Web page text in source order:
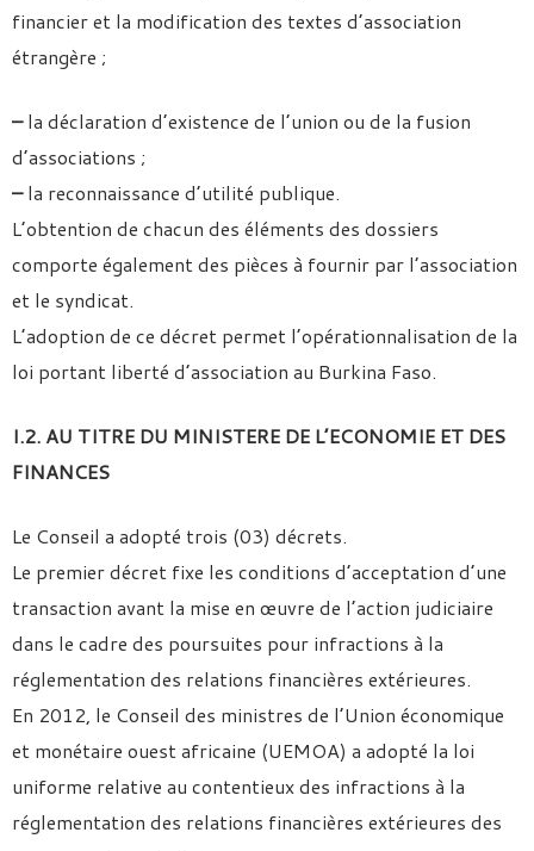
financier et la modification des textes d’association
étrangère ;
–la déclaration d’existence de l’union ou de la fusion
d’associations ;
–la reconnaissance d’utilité publique.
L’obtention de chacun des éléments des dossiers
comporte également des pièces à fournir par l’association
et le syndicat.
L’adoption de ce décret permet l’opérationnalisation de la
loi portant liberté d’association au Burkina Faso.
I.2. AU TITRE DU MINISTERE DE L’ECONOMIE ET DES
FINANCES
Le Conseil a adopté trois (03) décrets.
Le premier décret fixe les conditions d’acceptation d’une
transaction avant la mise en œuvre de l’action judiciaire
dans le cadre des poursuites pour infractions à la
réglementation des relations financières extérieures.
En 2012, le Conseil des ministres de l’Union économique
et monétaire ouest africaine (UEMOA) a adopté la loi
uniforme relative au contentieux des infractions à la
réglementation des relations financières extérieures des